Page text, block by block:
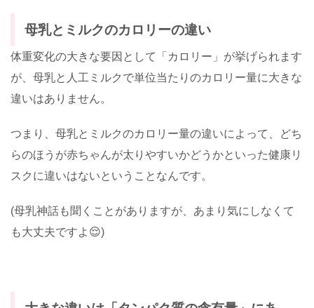
母乳とミルクのカロリーの違い
体重変化の大きな要因として「カロリー」が挙げられます
が、母乳と人工ミルクで単位当たりのカロリー量に大きな
違いはありません。
つまり、母乳とミルクのカロリー量の違いによって、どち
らのほうが赤ちゃんが太りやすいかどうかといった健康リ
スクに違いはないということなんです。
(母乳神話も聞くことがありますが、あまり気にしなくて
も大丈夫ですよ😌)